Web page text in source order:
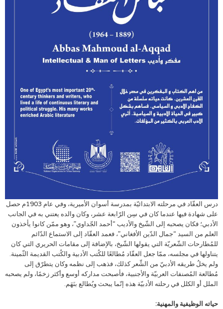
درس العقّاد في مرحلته الابتدائيّة بمدرسة أسوان الأميرية، وفي عام 1903م حصل
على شهادة فيها عندما كان في سِن الرّابعة عشر، وكان والده يعتني به في الجانب
الأدبي؛ فكان يصحبه إلى الشّيخ والأديب “أحمد الجّداوي”، وهو ممّن كانوا يأخذون
العلم من السيد “جمال الدّين الأفغاني”، فعمد العقّاد إلى الاستماع الدّائم
للمُطارحات الشّعريّة التي يقولها الشّيخ، بالإضافة إلى مقامات الحريري التي كان
يتناولها في مجلسه، ممّا جعل العقّاد مُطالعًا للكُتب الأدبية والكُتب القديمة الثّمينة.
ولم يخلُ طريقه الأدبيّ من الشِّعر كذلك، فذهب إلى نظمه وكان يتطرّق إلى
مُطالعة المُصنفات العربيّة والأجنبية، فأصبحت مداركه أوسع وأكثر زخمًا، ولم يصحبه
الملل أو الكلل في رحلته الأدبيّة هذه إنّما يبحث ويُطالع بنَهَم.
حياته الوظيفية والمهنية: